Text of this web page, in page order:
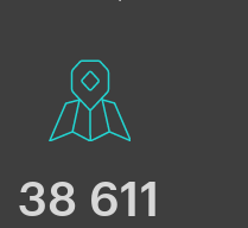
38 611